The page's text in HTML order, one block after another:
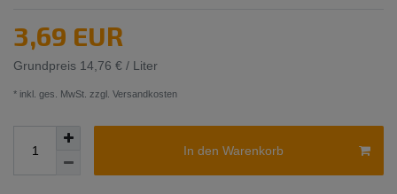
3,69 EUR
Grundpreis 14,76 € / Liter
* inkl. ges. MwSt. zzgl. Versandkosten
In den Warenkorb